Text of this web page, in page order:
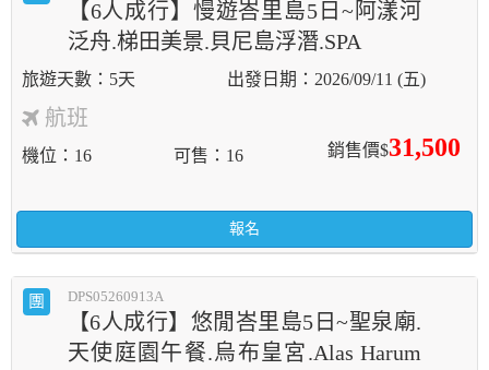
【6人成行】慢遊峇里島5日~阿漾河
泛舟.梯田美景.貝尼島浮潛.SPA
5天 2026/09/11 (五)
航班
銷售價$31,500
機位 16 可售 16
報名
團 DPS05260913A
【6人成行】悠閒峇里島5日~聖泉廟.
天使庭園午餐.烏布皇宮.Alas Harum